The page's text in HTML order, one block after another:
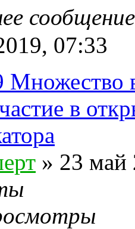
07:33
Множество
в
» 23 май